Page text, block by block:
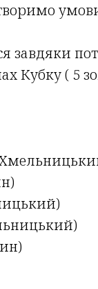
завдяки
Кубку ( 5